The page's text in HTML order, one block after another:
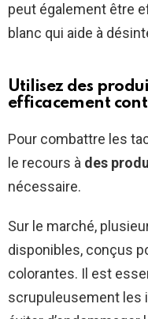
peut également être
blanc qui aide à
Utilisez des
efficacement
Pour combattre les
le recours à des
nécessaire.
Sur le marché,
disponibles, conçus
colorantes. Il est
scrupuleusement les